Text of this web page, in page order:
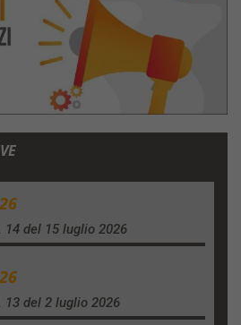
14 del 15 luglio 2026
13 del 2 luglio 2026